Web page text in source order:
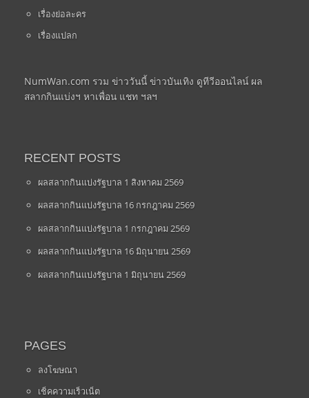
เรื่องย่อละคร
เรื่องแปลก
NumWan.com รวม ข่าววันนี้ ข่าวบันเทิง ดูทีวีออนไลน์ ผล
สลากกินแบ่งฯ หาเพื่อน แชท ฯลฯ
RECENT POSTS
ผลสลากกินแบ่งรัฐบาล 1 สิงหาคม 2569
ผลสลากกินแบ่งรัฐบาล 16 กรกฎาคม 2569
ผลสลากกินแบ่งรัฐบาล 1 กรกฎาคม 2569
ผลสลากกินแบ่งรัฐบาล 16 มิถุนายน 2569
ผลสลากกินแบ่งรัฐบาล 1 มิถุนายน 2569
PAGES
ลงโฆษณา
เช็คความเร็วเน็ต